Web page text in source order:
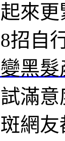
來
招自
黑髮
滿意
網